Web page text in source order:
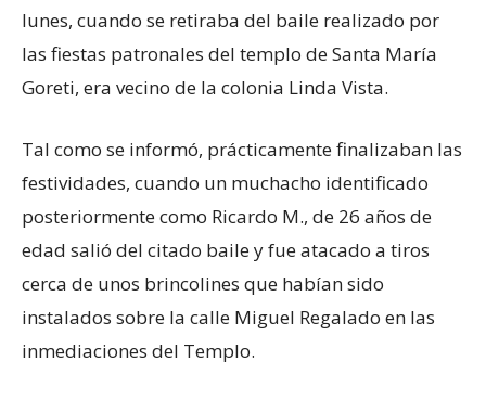
lunes, cuando se retiraba del baile realizado por
las fiestas patronales del templo de Santa María
Goreti, era vecino de la colonia Linda Vista.
Tal como se informó, prácticamente finalizaban las
festividades, cuando un muchacho identificado
posteriormente como Ricardo M., de 26 años de
edad salió del citado baile y fue atacado a tiros
cerca de unos brincolines que habían sido
instalados sobre la calle Miguel Regalado en las
inmediaciones del Templo.